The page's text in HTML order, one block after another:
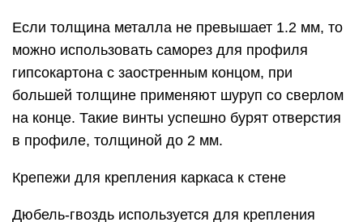
Если толщина металла не превышает 1.2 мм, то
можно использовать саморез для профиля
гипсокартона с заостренным концом, при
большей толщине применяют шуруп со сверлом
на конце. Такие винты успешно бурят отверстия
в профиле, толщиной до 2 мм.
Крепежи для крепления каркаса к стене
Дюбель-гвоздь используется для крепления